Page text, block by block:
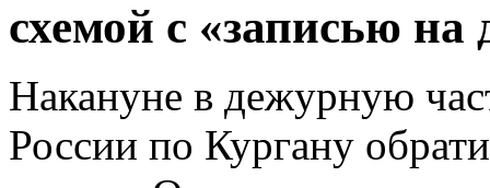
схемой с «записью
Накануне в дежурную
России по Кургану